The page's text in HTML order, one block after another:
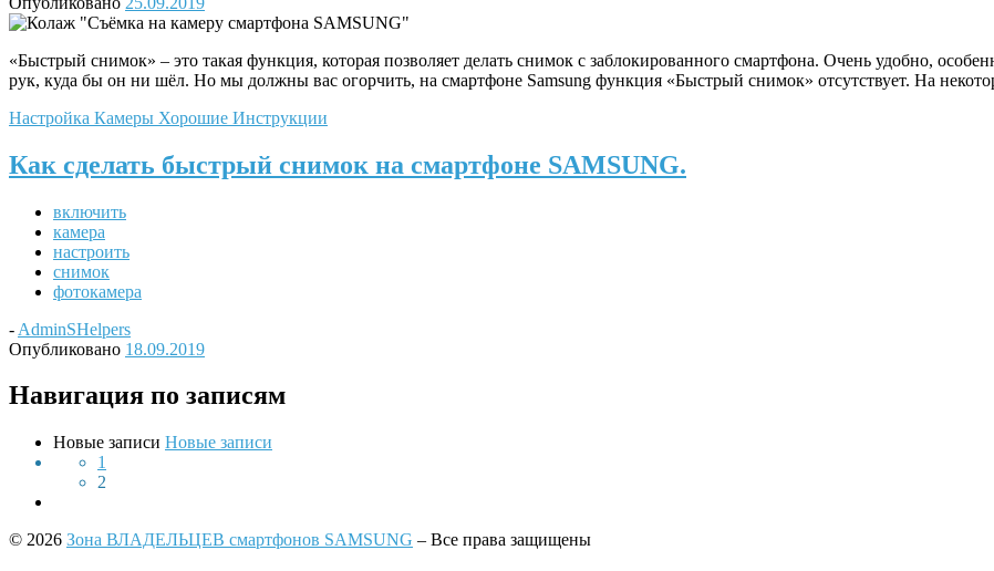
«Быстрый снимок» – это такая функция, которая позволяет делать снимок с заблокированного смартфона. Очень удобно,
рук, куда бы он ни шёл. Но мы должны вас огорчить, на смартфоне Samsung функция «Быстрый снимок» отсутствует. На
Настройка Камеры Хорошие Инструкции
Как сделать быстрый снимок на смартфоне SAMSUNG.
включить
камера
настроить
снимок
фотокамера
- AdminSHelpers
Опубликовано 18.09.2019
Навигация по записям
Новые записи Новые записи
1
2
© 2026 Зона ВЛАДЕЛЬЦЕВ смартфонов SAMSUNG – Все права защищены